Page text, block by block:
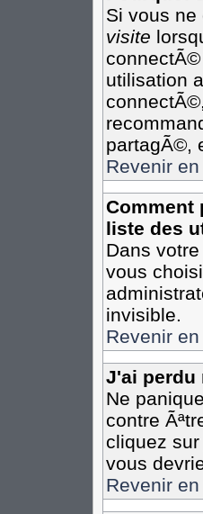
Si vous ne
visite
utilisation
partagÃ©,
Revenir
Comment
liste des
Dans
vous
invisible.
Revenir
J'ai perdu
Ne
contre
cliquez sur
vous
Revenir